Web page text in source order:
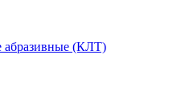
абразивные (КЛТ)